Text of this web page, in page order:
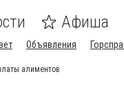
Афиша
Объявления
алиментов